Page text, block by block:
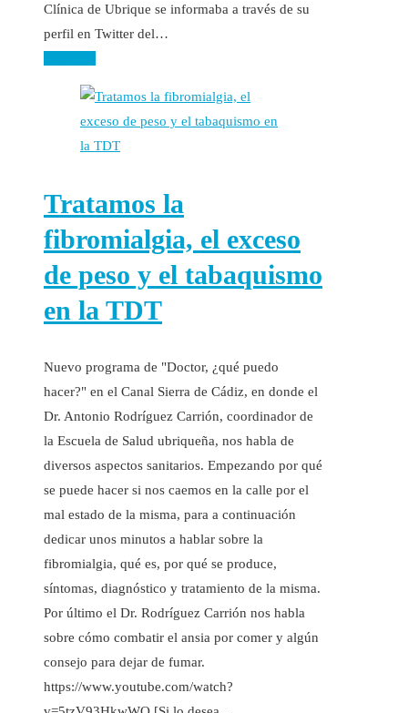
Clínica de Ubrique se informaba a través de su
perfil en Twitter del…
Tratamos la
fibromialgia, el exceso
de peso y el tabaquismo
en la TDT
Nuevo programa de "Doctor, ¿qué puedo
hacer?" en el Canal Sierra de Cádiz, en donde el
Dr. Antonio Rodríguez Carrión, coordinador de
la Escuela de Salud ubriqueña, nos habla de
diversos aspectos sanitarios. Empezando por qué
se puede hacer si nos caemos en la calle por el
mal estado de la misma, para a continuación
dedicar unos minutos a hablar sobre la
fibromialgia, qué es, por qué se produce,
síntomas, diagnóstico y tratamiento de la misma.
Por último el Dr. Rodríguez Carrión nos habla
sobre cómo combatir el ansia por comer y algún
consejo para dejar de fumar.
https://www.youtube.com/watch?